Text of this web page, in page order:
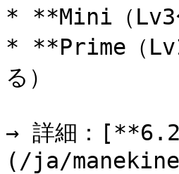
* **Mini（Lv3
* **Prime（
る）
→ 詳細：
(/ja/